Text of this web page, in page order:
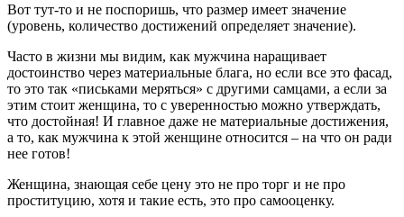
Вот тут-то и не поспоришь, что размер имеет значение
(уровень, количество достижений определяет значение).
Часто в жизни мы видим, как мужчина наращивает
достоинство через материальные блага, но если все это фасад,
то это так «письками меряться» с другими самцами, а если за
этим стоит женщина, то с уверенностью можно утверждать,
что достойная! И главное даже не материальные достижения,
а то, как мужчина к этой женщине относится – на что он ради
нее готов!
Женщина, знающая себе цену это не про торг и не про
проституцию, хотя и такие есть, это про самооценку.